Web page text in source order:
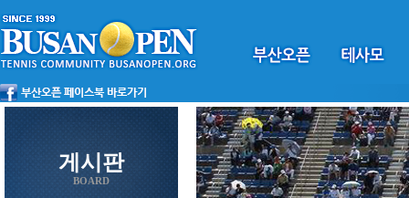
게시판
BOARD